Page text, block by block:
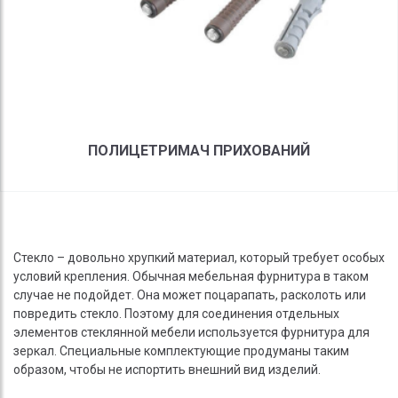
ПОЛИЦЕТРИМАЧ ПРИХОВАНИЙ
Стекло – довольно хрупкий материал, который требует особых
условий крепления. Обычная мебельная фурнитура в таком
случае не подойдет. Она может поцарапать, расколоть или
повредить стекло. Поэтому для соединения отдельных
элементов стеклянной мебели используется фурнитура для
зеркал. Специальные комплектующие продуманы таким
образом, чтобы не испортить внешний вид изделий.